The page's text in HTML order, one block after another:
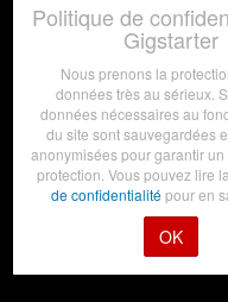
Termes et
© 2012-
Politique de
Gigstarter
Nous prenons la
données très au sérieux.
données nécessaires au
du site sont sauvegardées
anonymisées pour garantir
protection. Vous pouvez lire la
de confidentialitépour en
OK